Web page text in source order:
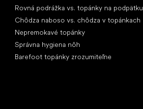
Rovná podrážka vs. topánky na podpätku
Chôdza naboso vs. chôdza v topánkach
Nepremokavé topánky
Správna hygiena nôh
Barefoot topánky zrozumiteľne